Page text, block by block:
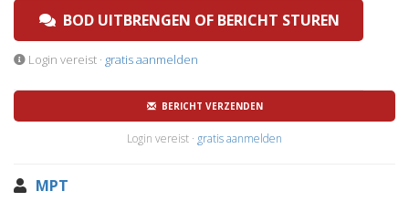
BOD UITBRENGEN OF BERICHT STUREN
Login vereist · gratis aanmelden
BERICHT VERZENDEN
Login vereist · gratis aanmelden
MPT